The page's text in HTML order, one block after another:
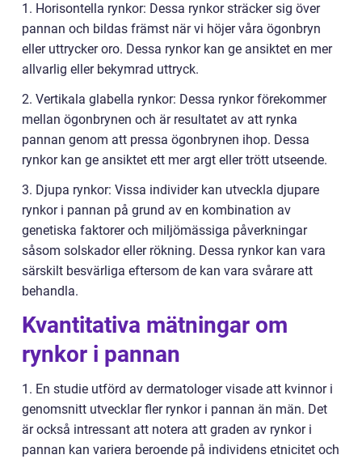
1. Horisontella rynkor: Dessa rynkor sträcker sig över
pannan och bildas främst när vi höjer våra ögonbryn
eller uttrycker oro. Dessa rynkor kan ge ansiktet en mer
allvarlig eller bekymrad uttryck.
2. Vertikala glabella rynkor: Dessa rynkor förekommer
mellan ögonbrynen och är resultatet av att rynka
pannan genom att pressa ögonbrynen ihop. Dessa
rynkor kan ge ansiktet ett mer argt eller trött utseende.
3. Djupa rynkor: Vissa individer kan utveckla djupare
rynkor i pannan på grund av en kombination av
genetiska faktorer och miljömässiga påverkningar
såsom solskador eller rökning. Dessa rynkor kan vara
särskilt besvärliga eftersom de kan vara svårare att
behandla.
Kvantitativa mätningar om
rynkor i pannan
1. En studie utförd av dermatologer visade att kvinnor i
genomsnitt utvecklar fler rynkor i pannan än män. Det
är också intressant att notera att graden av rynkor i
pannan kan variera beroende på individens etnicitet och